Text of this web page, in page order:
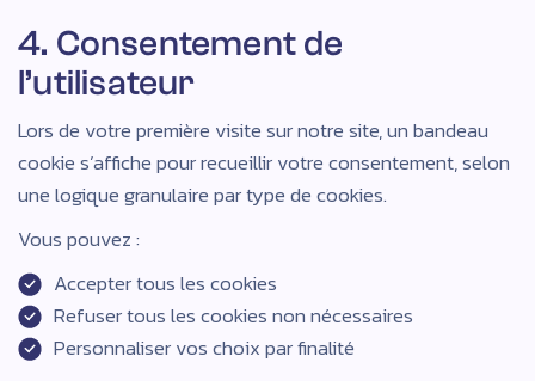
4. Consentement de
l’utilisateur
Lors de votre première visite sur notre site, un bandeau
cookie s’affiche pour recueillir votre consentement, selon
une logique granulaire par type de cookies.
Vous pouvez :
Accepter tous les cookies
Refuser tous les cookies non nécessaires
Personnaliser vos choix par finalité